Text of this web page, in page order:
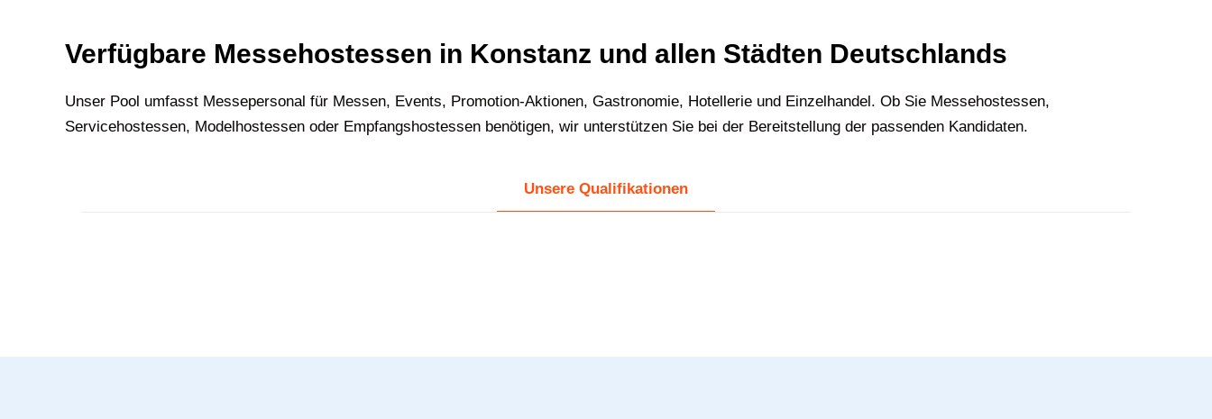
Verfügbare Messehostessen in Konstanz und allen Städten Deutschlands
U‍nser Pool umfasst Messepersonal für Messen, Events, Promotion-Aktionen, Gastronomie, Hotellerie und Einzelhandel. Ob Sie Messehostessen,
Servicehostessen, Modelhostessen oder Empfangshostessen benötigen, wir unterstützen Sie bei der Bereitstellung der passenden Kandidaten.
Unsere Qualifikationen